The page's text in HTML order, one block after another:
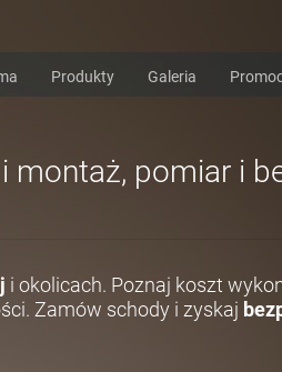
Produkty Galeria
montaż, pomiar i
i okolicach. Poznaj koszt
Zamów schody i zyskaj